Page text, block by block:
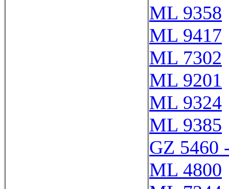
ML 9358
ML 9417
ML 7302
ML 9201
ML 9324
ML 9385
GZ 5460
ML 4800